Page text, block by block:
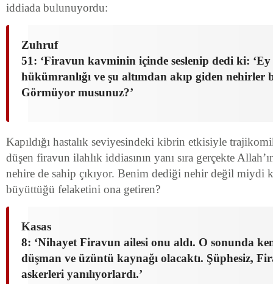
iddiada bulunuyordu:
Zuhruf
51: ‘Firavun kavminin içinde seslenip dedi ki: ‘Ey
hükümranlığı ve şu altımdan akıp giden nehirler
Görmüyor musunuz?’
Kapıldığı hastalık seviyesindeki kibrin etkisiyle
düşen firavun ilahlık iddiasının yanı sıra gerçekte
nehire de sahip çıkıyor. Benim dediği nehir değil miydi
büyüttüğü felaketini ona getiren?
Kasas
8: ‘Nihayet Firavun ailesi onu aldı. O sonunda
düşman ve üzüntü kaynağı olacaktı. Şüphesiz,
askerleri yanılıyorlardı.’